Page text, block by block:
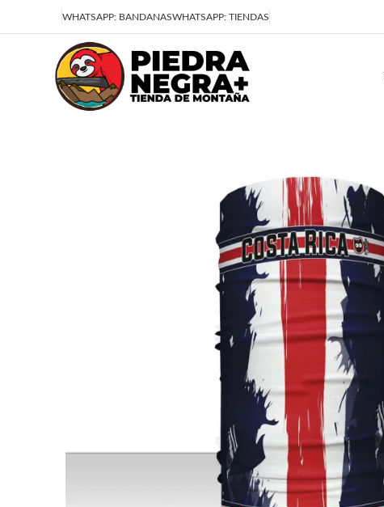
WHATSAPP: BANDANASWHATSAPP: TIENDAS
Deja que la montaña sea parte de tu vida